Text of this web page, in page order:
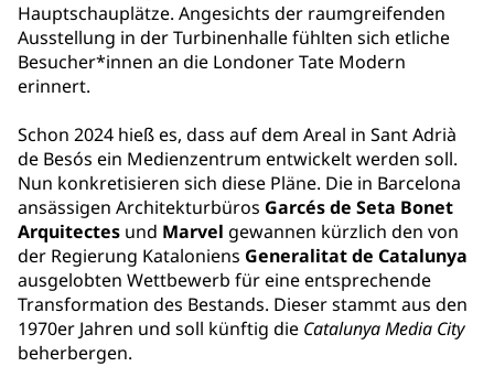
Hauptschauplätze. Angesichts der raumgreifenden
Ausstellung in der Turbinenhalle fühlten sich etliche
Besucher*innen an die Londoner Tate Modern
erinnert.
Schon 2024 hieß es, dass auf dem Areal in Sant Adrià
de Besós ein Medienzentrum entwickelt werden soll.
Nun konkretisieren sich diese Pläne. Die in Barcelona
ansässigen Architekturbüros Garcés de Seta Bonet
Arquitectes und Marvel gewannen kürzlich den von
der Regierung Kataloniens Generalitat de Catalunya
ausgelobten Wettbewerb für eine entsprechende
Transformation des Bestands. Dieser stammt aus den
1970er Jahren und soll künftig die Catalunya Media City
beherbergen.